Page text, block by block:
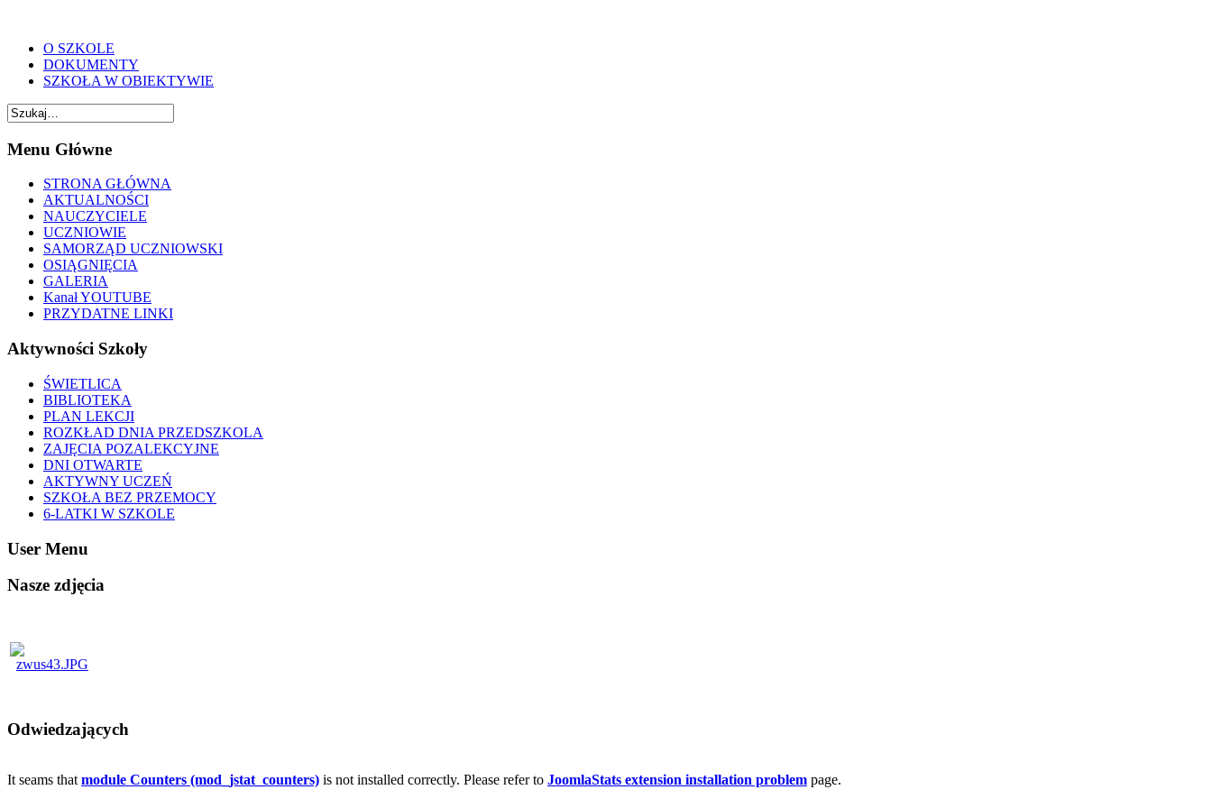
O SZKOLE
DOKUMENTY
SZKOŁA W OBIEKTYWIE
Menu Główne
STRONA GŁÓWNA
AKTUALNOŚCI
NAUCZYCIELE
UCZNIOWIE
SAMORZĄD UCZNIOWSKI
OSIĄGNIĘCIA
GALERIA
Kanał YOUTUBE
PRZYDATNE LINKI
Aktywności Szkoły
ŚWIETLICA
BIBLIOTEKA
PLAN LEKCJI
ROZKŁAD DNIA PRZEDSZKOLA
ZAJĘCIA POZALEKCYJNE
DNI OTWARTE
AKTYWNY UCZEŃ
SZKOŁA BEZ PRZEMOCY
6-LATKI W SZKOLE
User Menu
Nasze zdjęcia
Odwiedzających
It seams thatmodule Counters (mod_jstat_counters) is not installed correctly. Please refer to JoomlaStats extension installation problem page.